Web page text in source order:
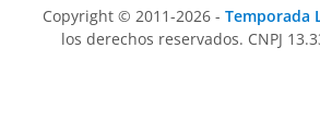
Copyright © 2011-2026 - Temporada
los derechos reservados. CNPJ